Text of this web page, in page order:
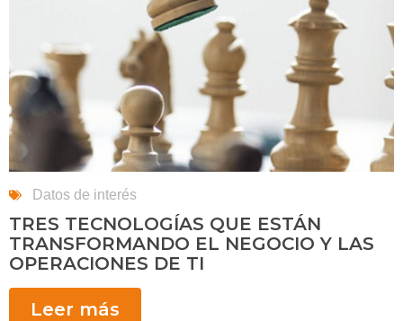
Datos de interés
TRES TECNOLOGÍAS QUE ESTÁN
TRANSFORMANDO EL NEGOCIO Y LAS
OPERACIONES DE TI
Leer más